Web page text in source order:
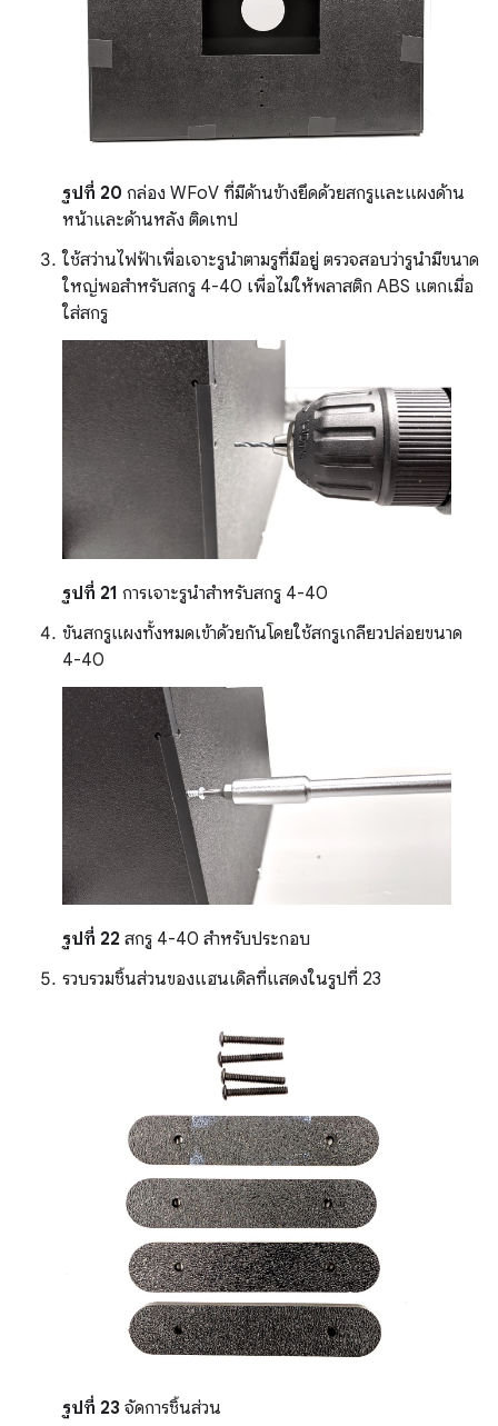
รูปที่ 20 กล่อง WFoV ที่มีด้านข้างยึดด้วยสกรูและแผงด้าน
หน้าและด้านหลัง ติดเทป
ใช้สว่านไฟฟ้าเพื่อเจาะรูนำตามรูที่มีอยู่ ตรวจสอบว่ารูนำมีขนาด
ใหญ่พอสำหรับสกรู 4-40 เพื่อไม่ให้พลาสติก ABS แตกเมื่อ
ใส่สกรู
รูปที่ 21 การเจาะรูนำสำหรับสกรู 4-40
ขันสกรูแผงทั้งหมดเข้าด้วยกันโดยใช้สกรูเกลียวปล่อยขนาด
4-40
รูปที่ 22 สกรู 4-40 สำหรับประกอบ
รวบรวมชิ้นส่วนของแฮนเดิลที่แสดงในรูปที่ 23
รูปที่ 23 จัดการชิ้นส่วน